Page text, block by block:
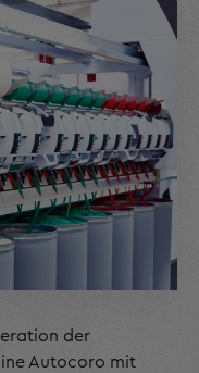
der
Autocoro mit